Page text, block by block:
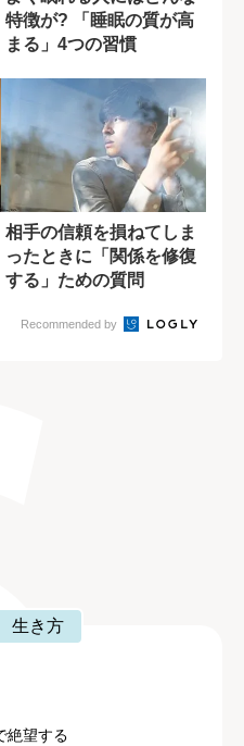
特徴が? 「睡眠の質が高
まる」4つの習慣
相手の信頼を損ねてしま
ったときに「関係を修復
する」ための質問
Recommended by
生き方
絶望する